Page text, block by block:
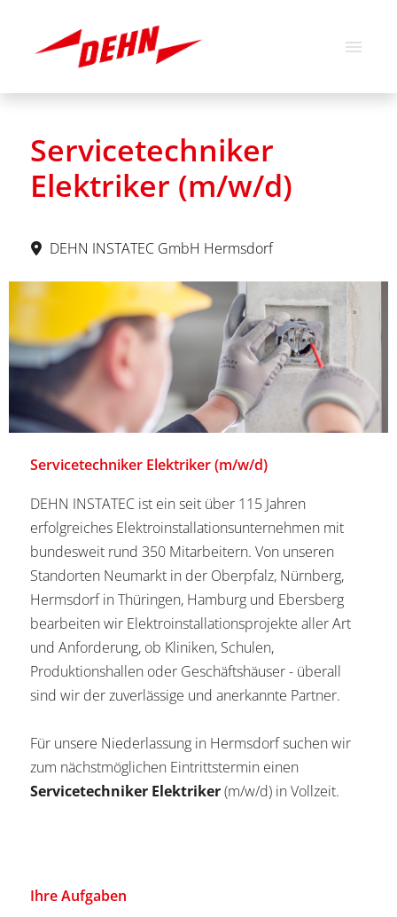
Stellenangebote
Über uns
Servicetechniker
Elektriker (m/w/d)
DEHN INSTATEC GmbH Hermsdorf
Servicetechniker Elektriker (m/w/d)
DEHN INSTATEC ist ein seit über 115 Jahren
erfolgreiches Elektroinstallationsunternehmen mit
bundesweit rund 350 Mitarbeitern. Von unseren
Standorten Neumarkt in der Oberpfalz, Nürnberg,
Hermsdorf in Thüringen, Hamburg und Ebersberg
bearbeiten wir Elektroinstallationsprojekte aller Art
und Anforderung, ob Kliniken, Schulen,
Produktionshallen oder Geschäftshäuser - überall
sind wir der zuverlässige und anerkannte Partner.
Für unsere Niederlassung in Hermsdorf suchen wir
zum nächstmöglichen Eintrittstermin einen
Servicetechniker Elektriker(m/w/d) in Vollzeit.
Ihre Aufgaben